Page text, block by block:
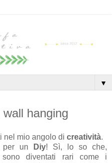
▼
hanging
nel mio angolo di creatività.
per un
Diy! Sì, lo so che,
diventati rari come i